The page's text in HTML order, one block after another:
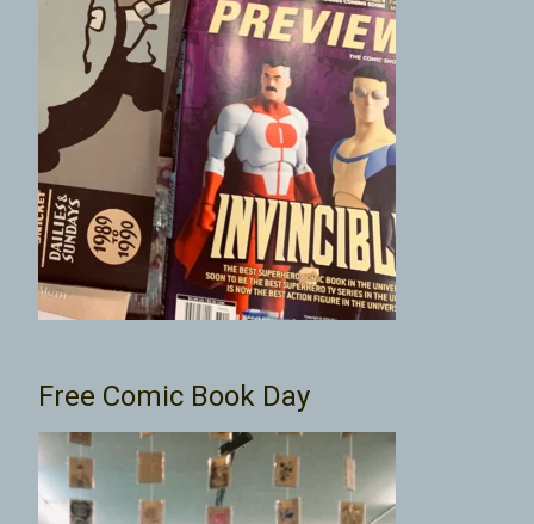
Free Comic Book Day